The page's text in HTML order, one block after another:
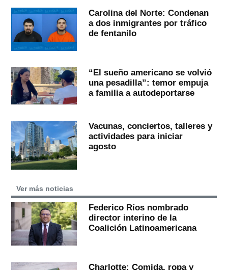
Carolina del Norte: Condenan
a dos inmigrantes por tráfico
de fentanilo
“El sueño americano se volvió
una pesadilla”: temor empuja
a familia a autodeportarse
Vacunas, conciertos, talleres y
actividades para iniciar
agosto
Ver más noticias
Federico Ríos nombrado
director interino de la
Coalición Latinoamericana
Charlotte: Comida, ropa y